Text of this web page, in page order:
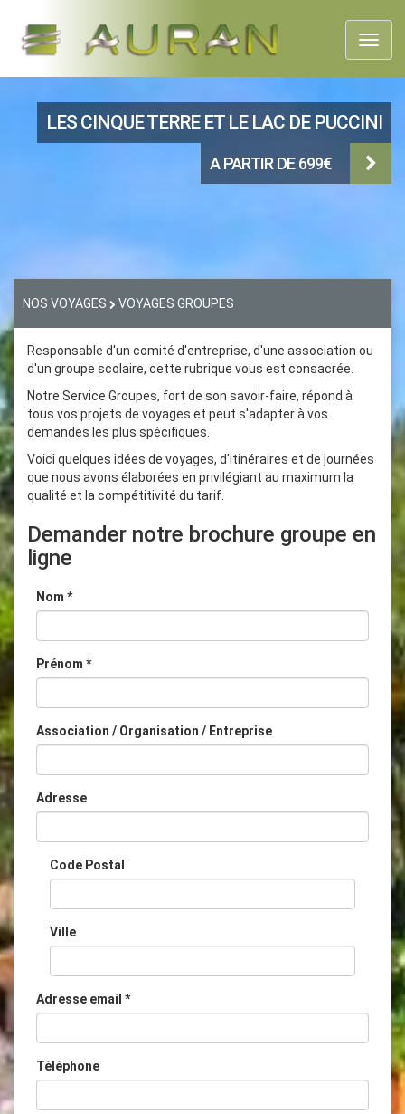
LES CINQUE TERRE ET LE LAC DE PUCCINI
A PARTIR DE 699€
NOS VOYAGES VOYAGES GROUPES
Responsable d'un comité d'entreprise, d'une association ou
d'un groupe scolaire, cette rubrique vous est consacrée.
Notre Service Groupes, fort de son savoir-faire, répond à
tous vos projets de voyages et peut s'adapter à vos
demandes les plus spécifiques.
Voici quelques idées de voyages, d'itinéraires et de journées
que nous avons élaborées en privilégiant au maximum la
qualité et la compétitivité du tarif.
Demander notre brochure groupe en
ligne
Nom *
Prénom *
Association / Organisation / Entreprise
Adresse
Code Postal
Ville
Adresse email *
Téléphone